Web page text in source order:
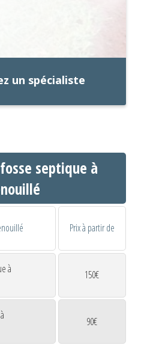
un spécialiste
septique à
Prix à partir de
à
150€
90€